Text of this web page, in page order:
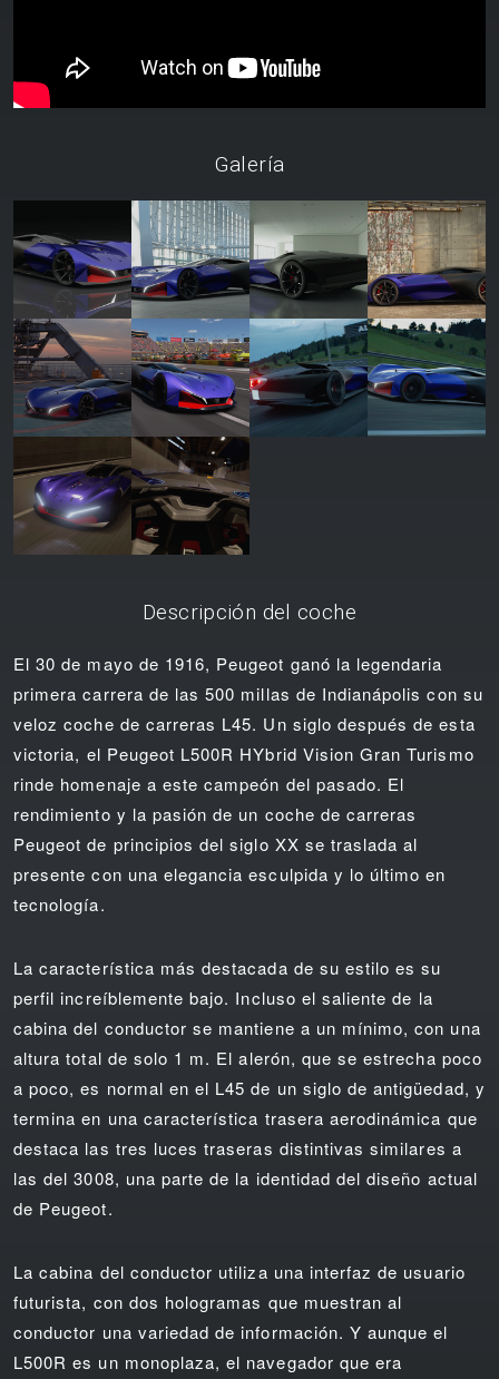
Galería
Descripción del coche
El 30 de mayo de 1916, Peugeot ganó la legendaria
primera carrera de las 500 millas de Indianápolis con su
veloz coche de carreras L45. Un siglo después de esta
victoria, el Peugeot L500R HYbrid Vision Gran Turismo
rinde homenaje a este campeón del pasado. El
rendimiento y la pasión de un coche de carreras
Peugeot de principios del siglo XX se traslada al
presente con una elegancia esculpida y lo último en
tecnología.
La característica más destacada de su estilo es su
perfil increíblemente bajo. Incluso el saliente de la
cabina del conductor se mantiene a un mínimo, con una
altura total de solo 1 m. El alerón, que se estrecha poco
a poco, es normal en el L45 de un siglo de antigüedad, y
termina en una característica trasera aerodinámica que
destaca las tres luces traseras distintivas similares a
las del 3008, una parte de la identidad del diseño actual
de Peugeot.
La cabina del conductor utiliza una interfaz de usuario
futurista, con dos hologramas que muestran al
conductor una variedad de información. Y aunque el
L500R es un monoplaza, el navegador que era